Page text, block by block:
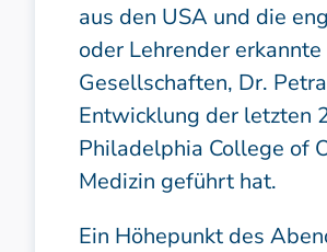
aus den USA und die
oder Lehrender
Gesellschaften, Dr.
Entwicklung der letzten
Philadelphia College of
Medizin geführt hat.
Ein Höhepunkt des